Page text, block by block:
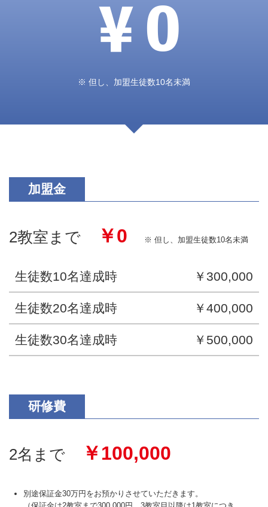
￥0
※ 但し、加盟生徒数10名未満
加盟金
2教室まで ￥0 ※ 但し、加盟生徒数10名未満
生徒数10名達成時 ￥300,000
生徒数20名達成時 ￥400,000
生徒数30名達成時 ￥500,000
研修費
2名まで ￥100,000
別途保証金30万円をお預かりさせていただきます。